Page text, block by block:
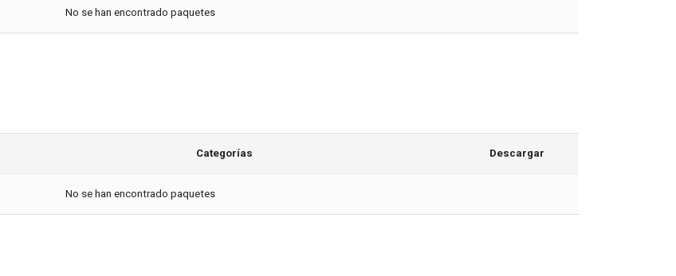
No se han encontrado paquetes
Categorías Descargar
No se han encontrado paquetes